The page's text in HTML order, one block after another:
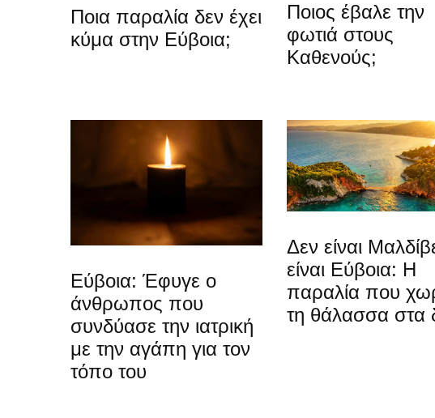
Ποια παραλία δεν έχει
κύμα στην Εύβοια;
Ποιος έβαλε την
φωτιά στους
Καθενούς;
Εύβοια: Έφυγε ο
άνθρωπος που
συνδύασε την ιατρική
με την αγάπη για τον
τόπο του
Δεν είναι
είναι Εύβοια: Η
παραλία που
τη θάλασσα στα